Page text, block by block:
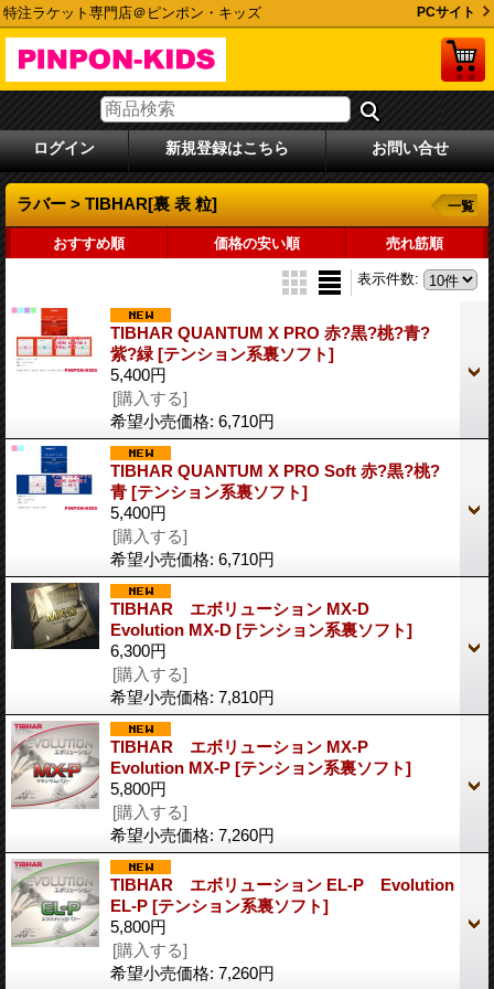
特注ラケット専門店＠ピンポン・キッズ PCサイト
ログイン 新規登録はこちら お問い合せ
ラバー > TIBHAR[裏 表 粒] 一覧
おすすめ順 価格の安い順 売れ筋順
表示件数:
TIBHAR QUANTUM X PRO 赤?黒?桃?青?
紫?緑 [テンション系裏ソフト]
5,400円
[購入する]
希望小売価格: 6,710円
TIBHAR QUANTUM X PRO Soft 赤?黒?桃?
青 [テンション系裏ソフト]
5,400円
[購入する]
希望小売価格: 6,710円
TIBHAR エボリューション MX-D
Evolution MX-D [テンション系裏ソフト]
6,300円
[購入する]
希望小売価格: 7,810円
TIBHAR エボリューション MX-P
Evolution MX-P [テンション系裏ソフト]
5,800円
[購入する]
希望小売価格: 7,260円
TIBHAR エボリューション EL-P Evolution
EL-P [テンション系裏ソフト]
5,800円
[購入する]
希望小売価格: 7,260円